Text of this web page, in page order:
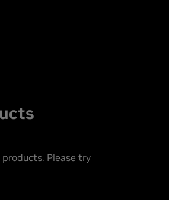
Please try